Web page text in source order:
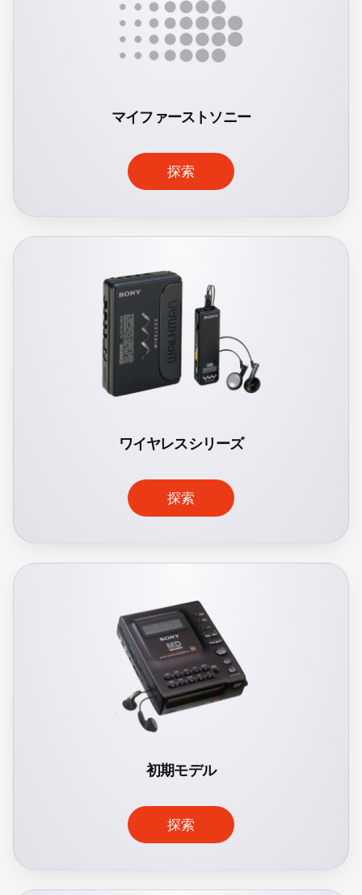
マイファーストソニー
探索
ワイヤレスシリーズ
探索
初期モデル
探索